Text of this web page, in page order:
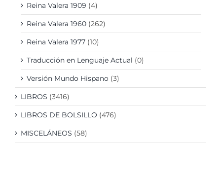
Reina Valera 1909 (4)
Reina Valera 1960 (262)
Reina Valera 1977 (10)
Traducción en Lenguaje Actual (0)
Versión Mundo Hispano (3)
LIBROS (3416)
LIBROS DE BOLSILLO (476)
MISCELÁNEOS (58)